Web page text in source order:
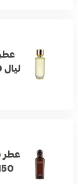
ليال 100 مل
عطر
150